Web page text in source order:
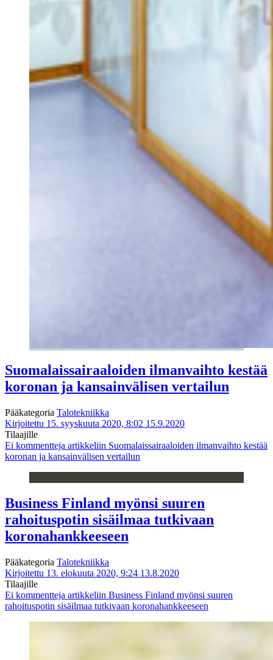
Suomalaissairaaloiden ilmanvaihto kestää
koronan ja kansainvälisen vertailun
Pääkategoria Talotekniikka
Kirjoitettu 15. syyskuuta 2020, 8:02 15.9.2020
Tilaajille
Ei kommentteja artikkeliin Suomalaissairaaloiden ilmanvaihto kestää
koronan ja kansainvälisen vertailun
Business Finland myönsi suuren
rahoituspotin sisäilmaa tutkivaan
koronahankkeeseen
Pääkategoria Talotekniikka
Kirjoitettu 13. elokuuta 2020, 9:24 13.8.2020
Tilaajille
Ei kommentteja artikkeliin Business Finland myönsi suuren
rahoituspotin sisäilmaa tutkivaan koronahankkeeseen